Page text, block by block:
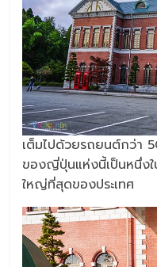
เต็มไปด้วยรถยนต์กว่
ของญี่ปุ่นแห่งนี้เป็นหนึ่ง
ใหญ่ที่สุดของประเทศ